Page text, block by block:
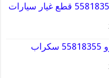
قطع غيار كيا 55818355 قطع غيار سيارات
قطع غيار باجيرو 55818355 سكراب